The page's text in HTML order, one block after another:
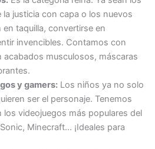
justicia con capa o los nuevos
taquilla, convertirse en
invencibles. Contamos con
acabados musculosos, máscaras
y gamers: Los niños ya no solo
ser el personaje. Tenemos
videojuegos más populares del
Minecraft... ¡Ideales para